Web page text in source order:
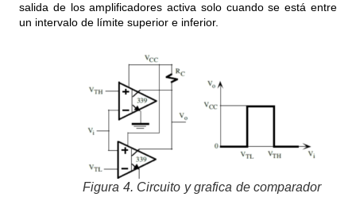
salida de los amplificadores activa solo cuando se está entre
un intervalo de límite superior e inferior.
Figura 4. Circuito y grafica de comparador